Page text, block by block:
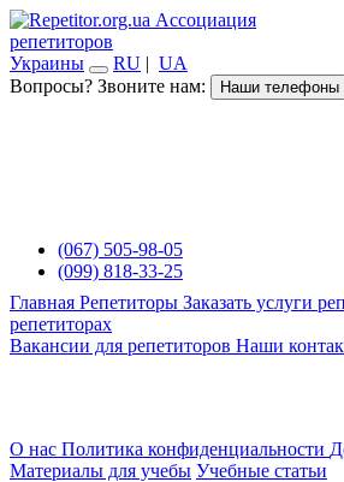
Ассоциация
репетиторов
Украины
RU | UA
Вопросы? Звоните нам:
Наши телефоны
(067) 505-98-05
(099) 818-33-25
Главная Репетиторы Заказать услуги
репетиторах
Вакансии для репетиторов Наши
О нас Политика конфиденциальности
Материалы для учебы Учебные статьи